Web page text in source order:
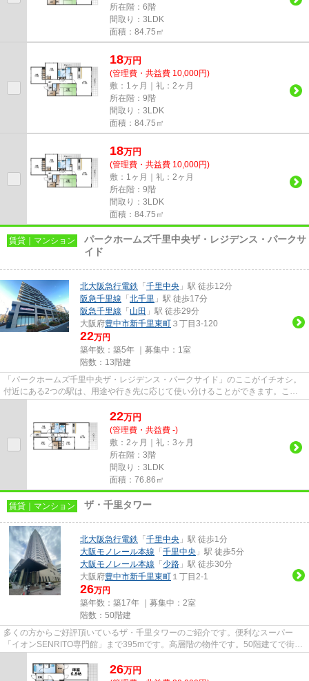
所在階：6階
間取り：3LDK
面積：84.75㎡
18万円
(管理費・共益費 10,000円)
敷：1ヶ月｜礼：2ヶ月
所在階：9階
間取り：3LDK
面積：84.75㎡
18万円
(管理費・共益費 10,000円)
敷：1ヶ月｜礼：2ヶ月
所在階：9階
間取り：3LDK
面積：84.75㎡
賃貸｜マンション
パークホームズ千里中央ザ・レジデンス・パークサ
イド
北大阪急行電鉄 「 千里中央 」駅 徒歩12分
阪急千里線 「 北千里 」駅 徒歩17分
阪急千里線 「 山田 」駅 徒歩29分
大阪府豊中市新千里東町 ３丁目3-120
22万円
築年数：築5年 ｜募集中： 1室
階数：13階建
「パークホームズ千里中央ザ・レジデンス・パークサイド」のここがイチオシ。
付近にある2つの駅は、用途や行き先に応じて使い分けることができます。こち
22万円
(管理費・共益費 -)
敷：2ヶ月｜礼：3ヶ月
所在階：3階
間取り：3LDK
面積：76.86㎡
賃貸｜マンション ザ・千里タワー
北大阪急行電鉄 「 千里中央 」駅 徒歩1分
大阪モノレール本線 「 千里中央 」駅 徒歩5分
大阪モノレール本線 「 少路 」駅 徒歩30分
大阪府豊中市新千里東町 １丁目2-1
26万円
築年数：築17年 ｜募集中： 2室
階数：50階建
多くの方からご好評頂いているザ・千里タワーのご紹介です。便利なスーパー
「イオンSENRITO専門館」まで395mです。高層階の物件です。50階建てで街並
26万円